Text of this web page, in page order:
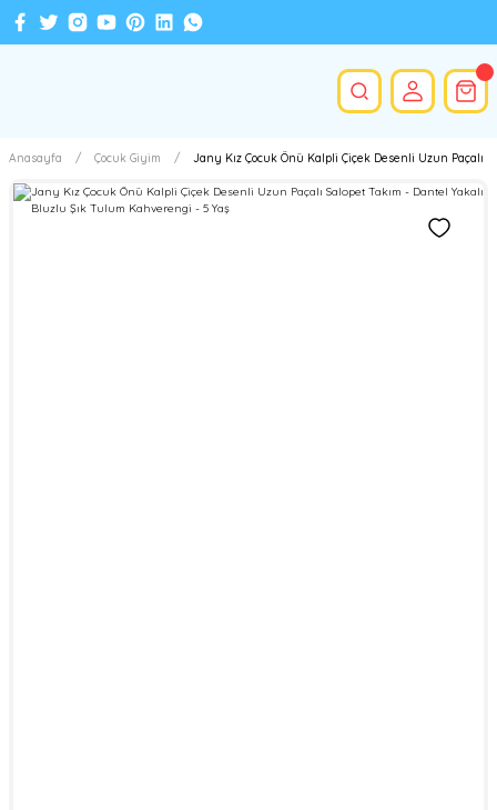
Anasayfa Çocuk Giyim Jany Kız Çocuk Önü Kalpli Çiçek Desenli Uzun Paçalı